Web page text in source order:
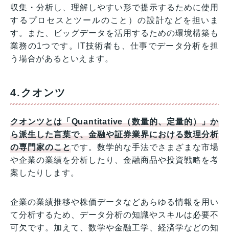
収集・分析し、理解しやすい形で提示するために使用
するプロセスとツールのこと）の設計などを担いま
す。また、ビッグデータを活用するための環境構築も
業務の1つです。IT技術者も、仕事でデータ分析を担
う場合があるといえます。
4.クオンツ
クオンツとは「Quantitative（数量的、定量的）」か
ら派生した言葉で、金融や証券業界における数理分析
の専門家のことです。数学的な手法でさまざまな市場
や企業の業績を分析したり、金融商品や投資戦略を考
案したりします。
企業の業績推移や株価データなどあらゆる情報を用い
て分析するため、データ分析の知識やスキルは必要不
可欠です。加えて、数学や金融工学、経済学などの知